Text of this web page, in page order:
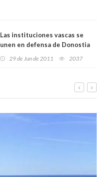
Las instituciones vascas se
unen en defensa de Donostia
29 de Jun de 2011 2037